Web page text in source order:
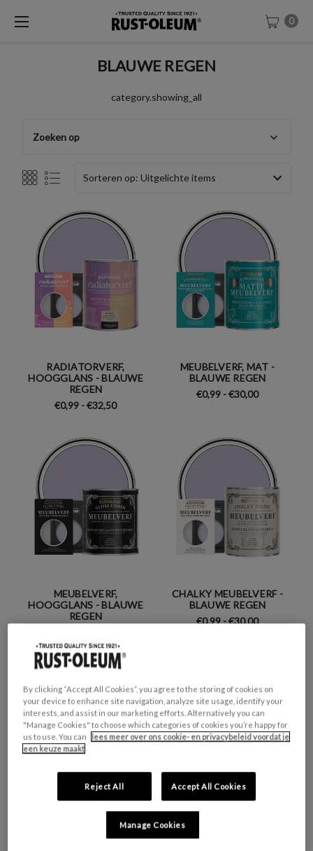
0
BLAUWE REGEN
category.showing_all
Zoeken op
Sorteren op:
RADIATORVERF,
HOOGGLANS - BLAUWE
REGEN
€0,99 - €32,50
MEUBELVERF, MAT -
BLAUWE REGEN
€0,99 - €30,00
MEUBELVERF,
HOOGGLANS - BLAUWE
REGEN
CHALKY MEUBELVERF -
BLAUWE REGEN
€0,99 - €30,00
KEUKENTEGELVERF,
ZIJDEGLANS - BLAUWE
KEUKENTEGELVERF, MAT
By clicking “Accept All Cookies”, you agree to the storing of cookies on
your device to enhance site navigation, analyze site usage, identify your
interests, and assist in our marketing efforts. Alternatively you can
"Manage Cookies" to choose which categories of cookies you’re happy for
us to use. You can
lees meer over ons cookie- en privacybeleid voordat je
een keuze maakt
Reject All Accept All Cookies
Manage Cookies